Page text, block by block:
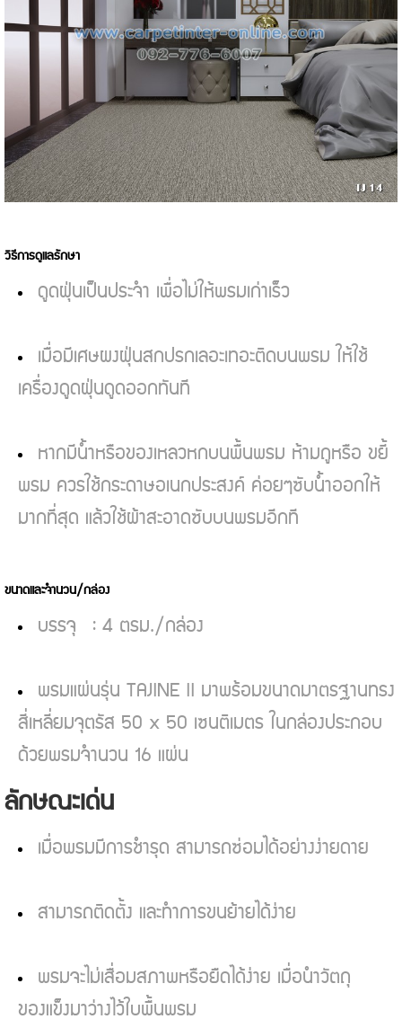
วิธีการดูแลรักษา
ดูดฝุ่นเป็นประจำ เพื่อไม่ให้พรมเก่าเร็ว
เมื่อมีเศษผงฝุ่นสกปรกเลอะเทอะติดบนพรม ให้ใช้
เครื่องดูดฝุ่นดูดออกทันที
หากมีน้ำหรือของเหลวหกบนพื้นพรม ห้ามถูหรือ ขยี้
พรม ควรใช้กระดาษอเนกประสงค์ ค่อยๆซับน้ำออกให้
มากที่สุด แล้วใช้ผ้าสะอาดซับบนพรมอีกที
ขนาดและจำนวน/กล่อง
บรรจุ : 4 ตรม./กล่อง
พรมแผ่นรุ่น TAJINE II มาพร้อมขนาดมาตรฐานทรง
สี่เหลี่ยมจุตรัส 50 x 50 เซนติเมตร ในกล่องประกอบ
ด้วยพรมจำนวน 16 แผ่น
ลักษณะเด่น
เมื่อพรมมีการชำรุด สามารถซ่อมได้อย่างง่ายดาย
สามารถติดตั้ง และทำการขนย้ายได้ง่าย
พรมจะไม่เสื่อมสภาพหรือยืดได้ง่าย เมื่อนำวัตถุ
ของแข็งมาว่างไว้ใบพื้นพรม